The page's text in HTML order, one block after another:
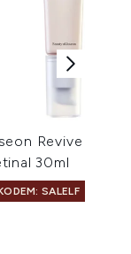
Revive Eye
30ml
SALELF